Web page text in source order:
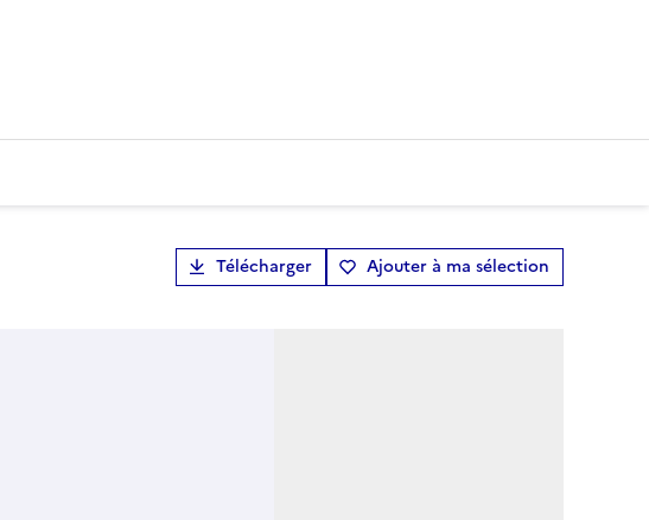
Télécharger Ajouter à ma sélection